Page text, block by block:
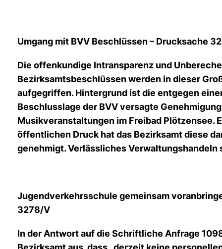
Umgang mit BVV Beschlüssen – Drucksache
Die offenkundige Intransparenz und
Bezirksamtsbeschlüssen werden in dieser
aufgegriffen. Hintergrund ist die entgegen
Beschlusslage der BVV versagte
Musikveranstaltungen im Freibad Plötzensee.
öffentlichen Druck hat das Bezirksamt diese
genehmigt. Verlässliches Verwaltungshandeln
Jugendverkehrsschule gemeinsam
3278/V
In der Antwort auf die Schriftliche Anfrage